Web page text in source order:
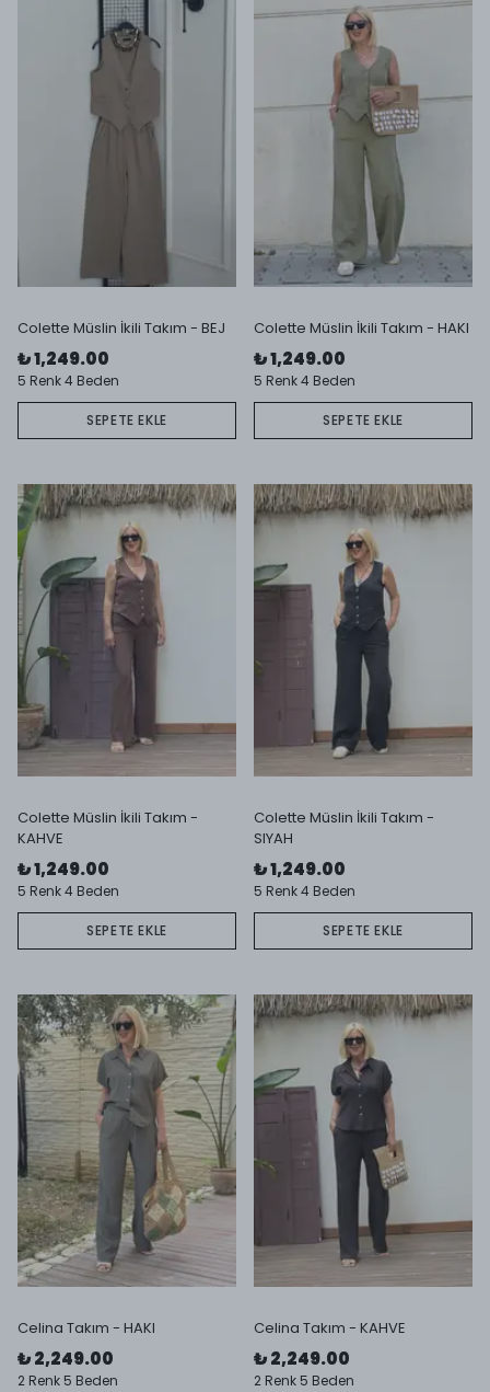
Colette Müslin İkili Takım - BEJ
₺ 1,249.00
5 Renk 4 Beden
SEPETE EKLE
Colette Müslin İkili Takım - HAKI
₺ 1,249.00
5 Renk 4 Beden
SEPETE EKLE
Colette Müslin İkili Takım -
KAHVE
₺ 1,249.00
5 Renk 4 Beden
SEPETE EKLE
Colette Müslin İkili Takım -
SIYAH
₺ 1,249.00
5 Renk 4 Beden
SEPETE EKLE
Celina Takım - HAKI
₺ 2,249.00
2 Renk 5 Beden
Celina Takım - KAHVE
₺ 2,249.00
2 Renk 5 Beden